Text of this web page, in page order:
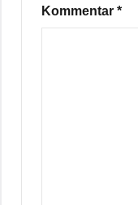
Kommentar *